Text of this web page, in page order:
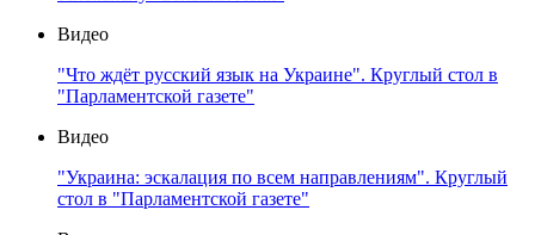
Видео
"Что ждёт русский язык на Украине". Круглый стол в
"Парламентской газете"
Видео
"Украина: эскалация по всем направлениям". Круглый
стол в "Парламентской газете"